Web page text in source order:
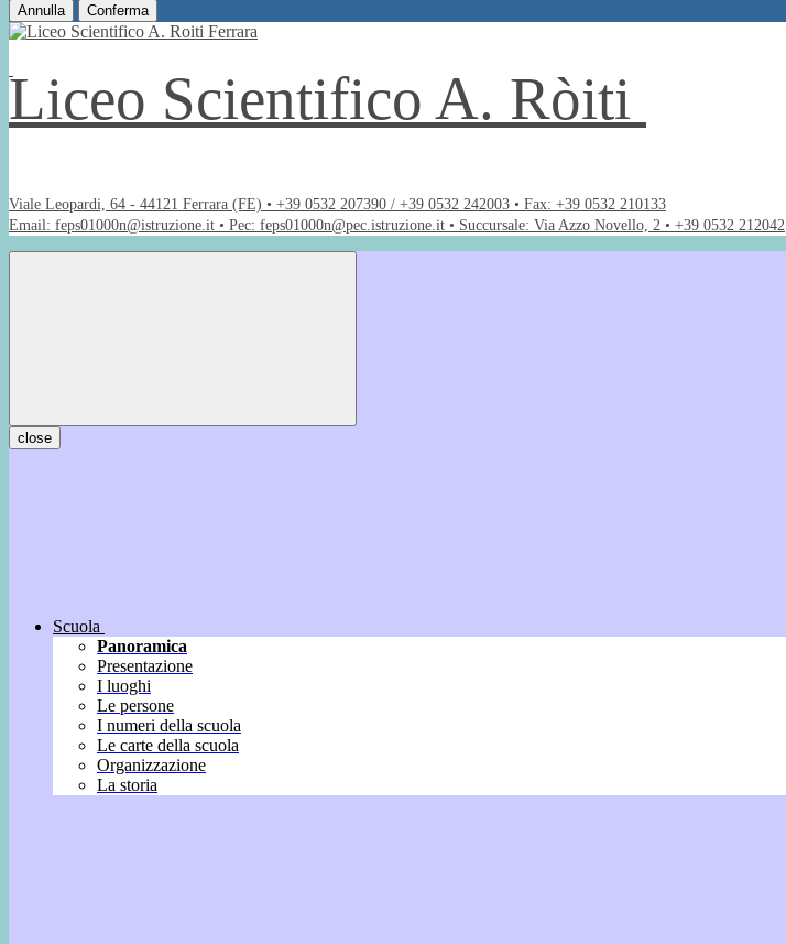
Annulla Conferma
Liceo Scientifico A. Ròiti
Viale Leopardi, 64 - 44121 Ferrara (FE) • +39 0532 207390 / +39 0532 242003 • Fax: +39 0532 210133
Email: feps01000n@istruzione.it • Pec: feps01000n@pec.istruzione.it • Succursale: Via Azzo Novello, 2 • +39 0532 212042
close
Scuola
Panoramica
Presentazione
I luoghi
Le persone
I numeri della scuola
Le carte della scuola
Organizzazione
La storia